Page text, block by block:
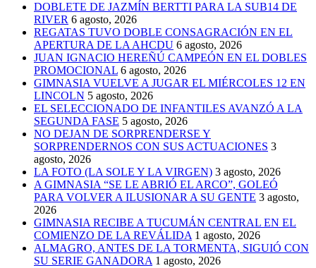
DOBLETE DE JAZMÍN BERTTI PARA LA SUB14 DE
RIVER 6 agosto, 2026
REGATAS TUVO DOBLE CONSAGRACIÓN EN EL
APERTURA DE LA AHCDU 6 agosto, 2026
JUAN IGNACIO HEREÑÚ CAMPEÓN EN EL DOBLES
PROMOCIONAL 6 agosto, 2026
GIMNASIA VUELVE A JUGAR EL MIÉRCOLES 12 EN
LINCOLN 5 agosto, 2026
EL SELECCIONADO DE INFANTILES AVANZÓ A LA
SEGUNDA FASE 5 agosto, 2026
NO DEJAN DE SORPRENDERSE Y
SORPRENDERNOS CON SUS ACTUACIONES 3
agosto, 2026
LA FOTO (LA SOLE Y LA VIRGEN) 3 agosto, 2026
A GIMNASIA “SE LE ABRIÓ EL ARCO”, GOLEÓ
PARA VOLVER A ILUSIONAR A SU GENTE 3 agosto,
2026
GIMNASIA RECIBE A TUCUMÁN CENTRAL EN EL
COMIENZO DE LA REVÁLIDA 1 agosto, 2026
ALMAGRO, ANTES DE LA TORMENTA, SIGUIÓ CON
SU SERIE GANADORA 1 agosto, 2026